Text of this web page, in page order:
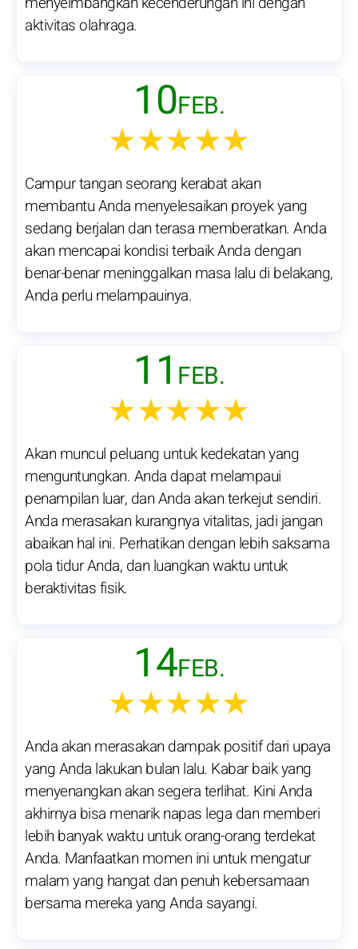
aktivitas olahraga.
10FEB.
★★★★★
Campur tangan seorang kerabat akan
membantu Anda menyelesaikan proyek yang
sedang berjalan dan terasa memberatkan. Anda
akan mencapai kondisi terbaik Anda dengan
benar-benar meninggalkan masa lalu di belakang,
Anda perlu melampauinya.
11 FEB.
★★★★★
Akan muncul peluang untuk kedekatan yang
menguntungkan. Anda dapat melampaui
penampilan luar, dan Anda akan terkejut sendiri.
Anda merasakan kurangnya vitalitas, jadi jangan
abaikan hal ini. Perhatikan dengan lebih saksama
pola tidur Anda, dan luangkan waktu untuk
beraktivitas fisik.
14FEB.
★★★★★
Anda akan merasakan dampak positif dari upaya
yang Anda lakukan bulan lalu. Kabar baik yang
menyenangkan akan segera terlihat. Kini Anda
akhirnya bisa menarik napas lega dan memberi
lebih banyak waktu untuk orang-orang terdekat
Anda. Manfaatkan momen ini untuk mengatur
malam yang hangat dan penuh kebersamaan
bersama mereka yang Anda sayangi.